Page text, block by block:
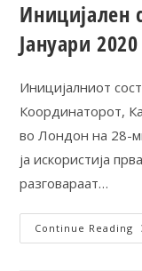
Иницијален
Јануари 2020
Иницијалниот
Координаторот,
во Лондон на 28-
ја искористија
разговараат…
Continue Reading